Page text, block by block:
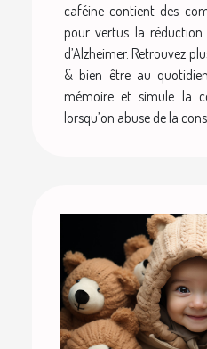
caféine contient des
pour vertus la
d’Alzheimer. Retrouvez
& bien être au
mémoire et simule la
lorsqu’on abuse de la